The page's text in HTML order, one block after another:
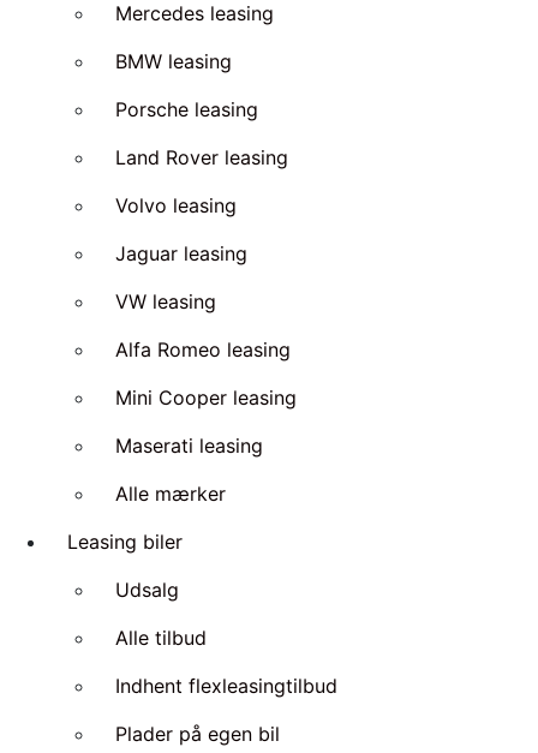
Mercedes leasing
BMW leasing
Porsche leasing
Land Rover leasing
Volvo leasing
Jaguar leasing
VW leasing
Alfa Romeo leasing
Mini Cooper leasing
Maserati leasing
Alle mærker
Leasing biler
Udsalg
Alle tilbud
Indhent flexleasingtilbud
Plader på egen bil